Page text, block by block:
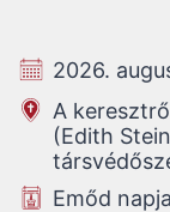
2026.
A
(Edith
Emőd napja